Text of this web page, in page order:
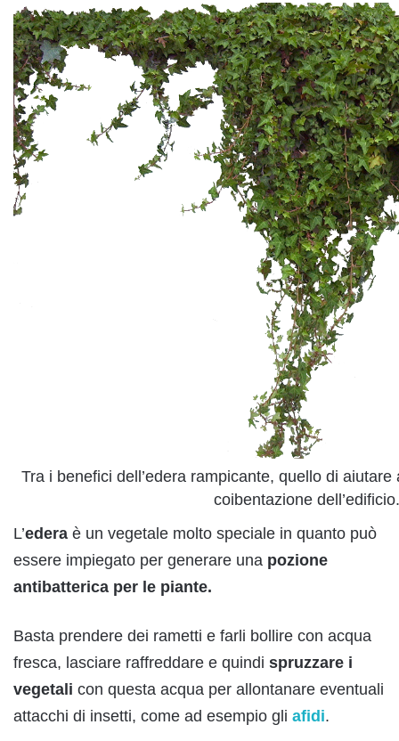
Tra i benefici dell’edera rampicante, quello di aiutare
coibentazione dell’edificio.
L’edera è un vegetale molto speciale in quanto può
essere impiegato per generare una pozione
antibatterica per le piante.
Basta prendere dei rametti e farli bollire con acqua
fresca, lasciare raffreddare e quindi spruzzare i
vegetali con questa acqua per allontanare eventuali
attacchi di insetti, come ad esempio gli afidi.